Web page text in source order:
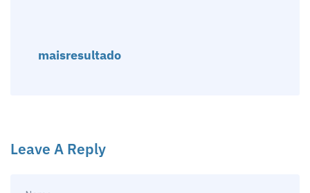
maisresultado
Leave A Reply